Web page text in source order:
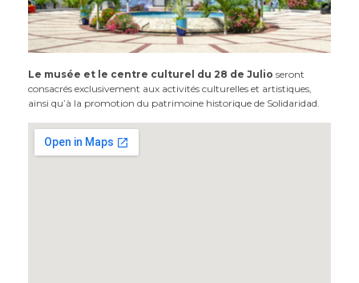
Le musée et le centre culturel du 28 de Julio seront
consacrés exclusivement aux activités culturelles et artistiques,
ainsi qu’à la promotion du patrimoine historique de Solidaridad.